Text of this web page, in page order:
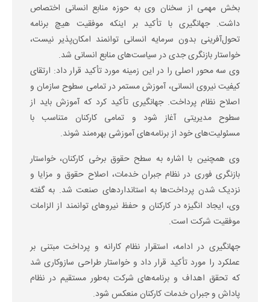
بخش مهمی از سخنان وی به حوزه منابع انسانی اختصاص
داشت. جهانگیری با تأکید بر اینکه موفقیت هیچ برنامه
تحول‌آفرینی بدون سرمایه انسانی توانمند امکان‌پذیر نیست،
خواستار بازنگری جدی در سیاست‌های منابع انسانی شد.
وی سه محور اصلی را در این زمینه مورد تأکید قرار داد: ارتقای
کیفیت نیروی انسانی، آموزش مستمر در تمامی سطوح سازمان و
اصلاح نظام پرداخت. جهانگیری تأکید کرد که آموزش باید از
سطوح مدیریتی آغاز شود و تمامی کارکنان متناسب با
مسئولیت‌های خود از برنامه‌های آموزشی بهره‌مند شوند.
وی همچنین با اشاره به سطح حقوق برخی کارکنان، خواستار
بازنگری فوری در نظام جبران خدمات، اصلاح حقوق و مزایا و
نزدیک شدن پرداخت‌ها به استانداردهای صنعت شد. به گفته
وی، ایجاد انگیزه در کارکنان و حفظ نیروهای توانمند از الزامات
موفقیت شرکت است.
جهانگیری در ادامه، استقرار نظام کارانه و پرداخت مبتنی بر
عملکرد را مورد تأکید قرار داد و خواستار طراحی سازوکاری شد
که تحقق اهداف و برنامه‌های شرکت به‌طور مستقیم در نظام
پاداش و جبران خدمات کارکنان منعکس شود.